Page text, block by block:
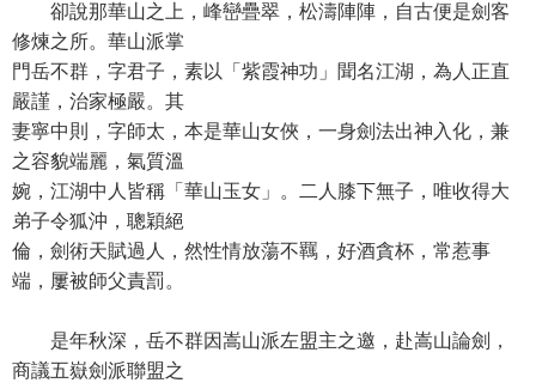
卻說那華山之上，峰巒疊翠，松濤陣陣，自古便是劍客
修煉之所。華山派掌
門岳不群，字君子，素以「紫霞神功」聞名江湖，為人正直
嚴謹，治家極嚴。其
妻寧中則，字師太，本是華山女俠，一身劍法出神入化，兼
之容貌端麗，氣質溫
婉，江湖中人皆稱「華山玉女」。二人膝下無子，唯收得大
弟子令狐沖，聰穎絕
倫，劍術天賦過人，然性情放蕩不羈，好酒貪杯，常惹事
端，屢被師父責罰。
是年秋深，岳不群因嵩山派左盟主之邀，赴嵩山論劍，
商議五嶽劍派聯盟之